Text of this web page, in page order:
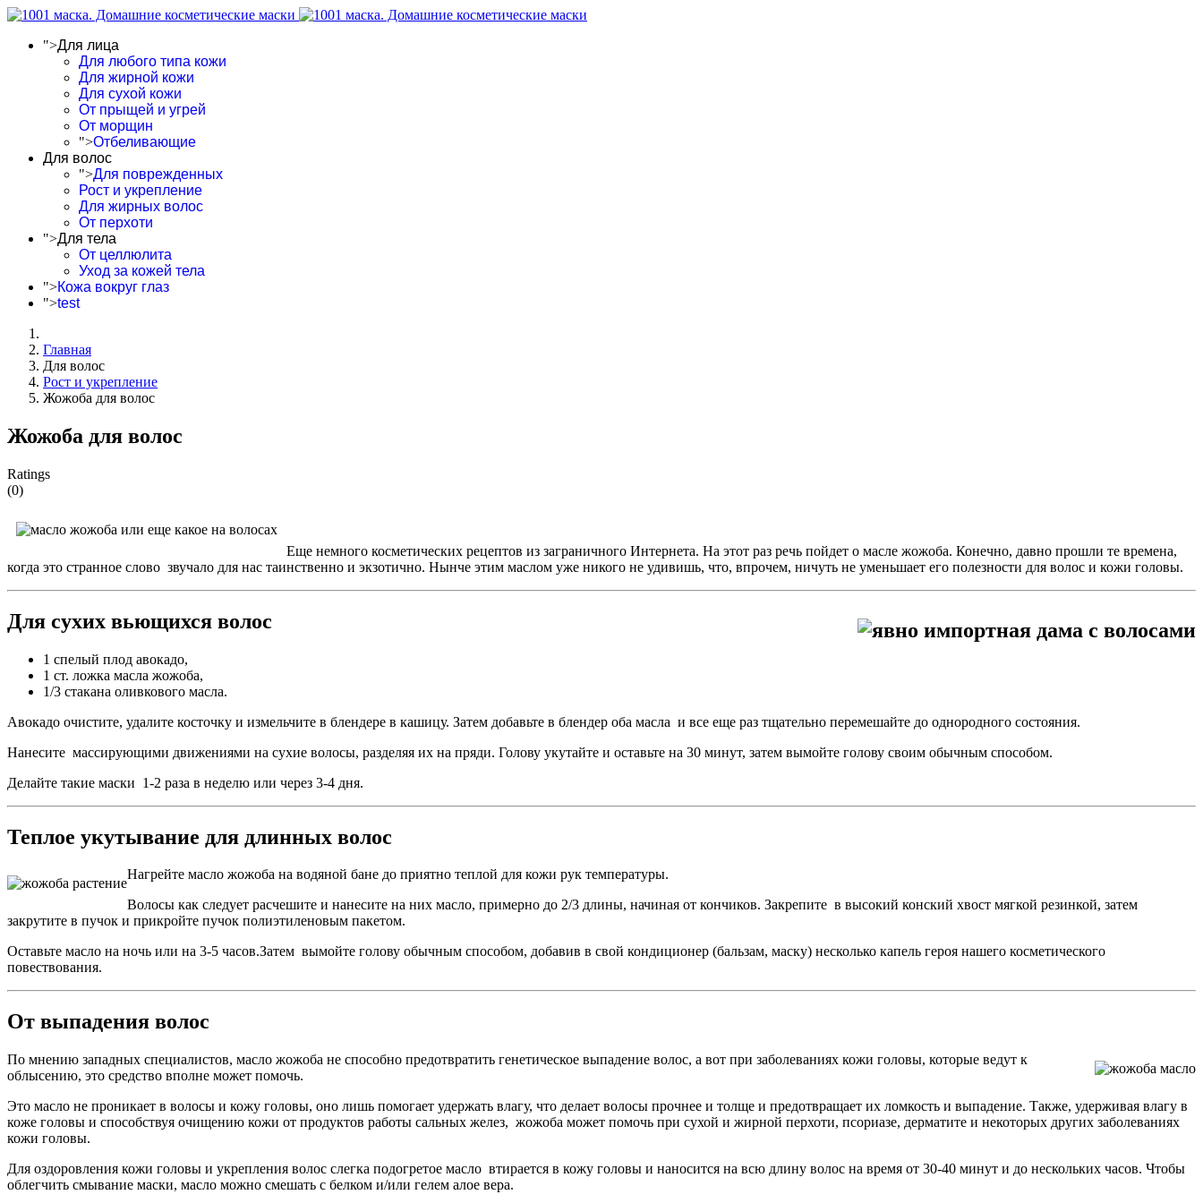
">Для лица
Для любого типа кожи
Для жирной кожи
Для сухой кожи
От прыщей и угрей
От морщин
">Отбеливающие
Для волос
">Для поврежденных
Рост и укрепление
Для жирных волос
От перхоти
">Для тела
От целлюлита
Уход за кожей тела
">Кожа вокруг глаз
">test
Главная
Для волос
Рост и укрепление
Жожоба для волос
Жожоба для волос
Ratings
(0)
Еще немного косметических рецептов из заграничного Интернета. На этот раз речь пойдет о масле жожоба. Конечно, давно прошли те времена,
когда это странное слово звучало для нас таинственно и экзотично. Нынче этим маслом уже никого не удивишь, что, впрочем, ничуть не уменьшает его полезности для волос и кожи головы.
Для сухих вьющихся волос
1 спелый плод авокадо,
1 ст. ложка масла жожоба,
1/3 стакана оливкового масла.
Авокадо очистите, удалите косточку и измельчите в блендере в кашицу. Затем добавьте в блендер оба масла и все еще раз тщательно перемешайте до однородного состояния.
Нанесите массирующими движениями на сухие волосы, разделяя их на пряди. Голову укутайте и оставьте на 30 минут, затем вымойте голову своим обычным способом.
Делайте такие маски 1-2 раза в неделю или через 3-4 дня.
Теплое укутывание для длинных волос
Нагрейте масло жожоба на водяной бане до приятно теплой для кожи рук температуры.
Волосы как следует расчешите и нанесите на них масло, примерно до 2/3 длины, начиная от кончиков. Закрепите в высокий конский хвост мягкой резинкой, затем
закрутите в пучок и прикройте пучок полиэтиленовым пакетом.
Оставьте масло на ночь или на 3-5 часов.Затем вымойте голову обычным способом, добавив в свой кондиционер (бальзам, маску) несколько капель героя нашего косметического
повествования.
От выпадения волос
По мнению западных специалистов, масло жожоба не способно предотвратить генетическое выпадение волос, а вот при заболеваниях кожи головы, которые ведут к
облысению, это средство вполне может помочь.
Это масло не проникает в волосы и кожу головы, оно лишь помогает удержать влагу, что делает волосы прочнее и толще и предотвращает их ломкость и выпадение. Также, удерживая влагу в
коже головы и способствуя очищению кожи от продуктов работы сальных желез, жожоба может помочь при сухой и жирной перхоти, псориазе, дерматите и некоторых других заболеваниях
кожи головы.
Для оздоровления кожи головы и укрепления волос слегка подогретое масло втирается в кожу головы и наносится на всю длину волос на время от 30-40 минут и до нескольких часов. Чтобы
облегчить смывание маски, масло можно смешать с белком и/или гелем алое вера.